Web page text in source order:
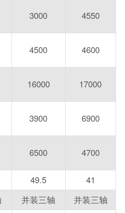
3000 4550
4500 4600
16000 17000
3900 6900
6500 4700
49.5
41
并装三轴
并装三轴